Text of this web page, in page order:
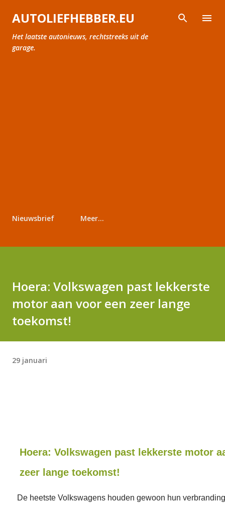
Doorgaan naar hoofdcontent
AUTOLIEFHEBBER.EU
Het laatste autonieuws, rechtstreeks uit de
garage.
Nieuwsbrief Meer…
Hoera: Volkswagen past lekkerste
motor aan voor een zeer lange
toekomst!
29 januari
Hoera: Volkswagen past lekkerste motor
zeer lange toekomst!
De heetste Volkswagens houden gewoon hun